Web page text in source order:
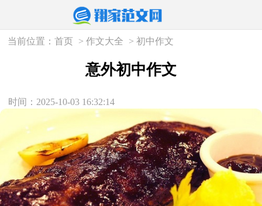
当前位置：首页 >作文大全 >初中作文
意外初中作文
时间：2025-10-03 16:32:14